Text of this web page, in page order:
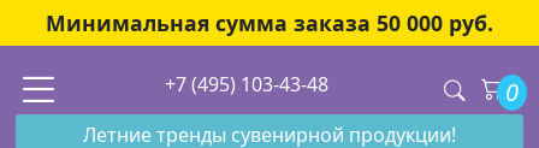
Минимальная сумма заказа 50 000 руб.
+7 (495) 103-43-48 0
Летние тренды сувенирной продукции!